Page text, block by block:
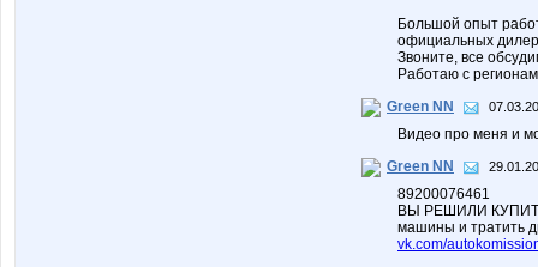
Большой опыт
официальных
Звоните, все
Работаю с
Green NN
Видео про меня и
Green NN
89200076461
ВЫ РЕШИЛИ
машины и тратить
vk.com/